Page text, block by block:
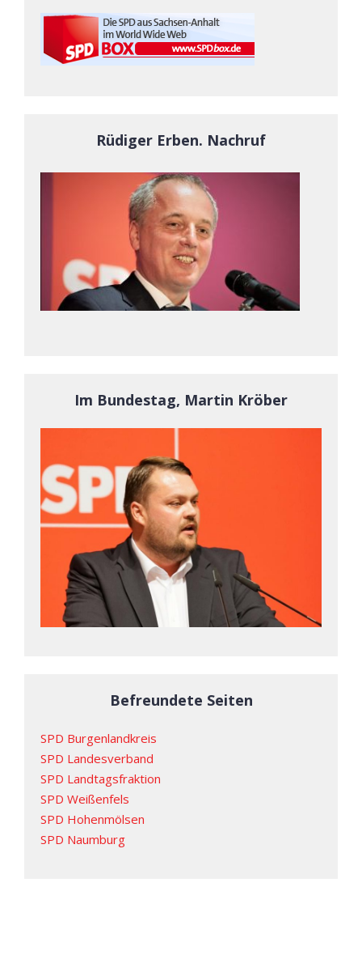
Rüdiger Erben. Nachruf
Im Bundestag, Martin Kröber
Befreundete Seiten
SPD Burgenlandkreis
SPD Landesverband
SPD Landtagsfraktion
SPD Weißenfels
SPD Hohenmölsen
SPD Naumburg